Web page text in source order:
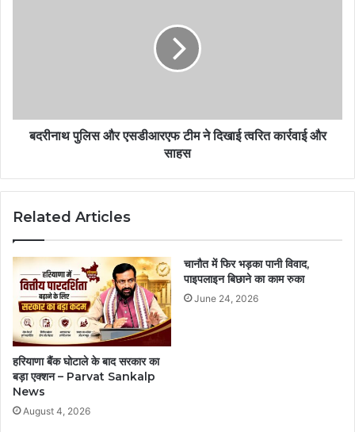
बदरीनाथ पुलिस और एसडीआरएफ टीम ने दिखाई त्वरित कार्रवाई और
साहस
Related Articles
हरियाणा बैंक घोटाले के बाद सरकार का
बड़ा एक्शन – Parvat Sankalp
News
August 4, 2026
चानौत में फिर भड़का पानी विवाद,
पाइपलाइन बिछाने का काम रुका
June 24, 2026